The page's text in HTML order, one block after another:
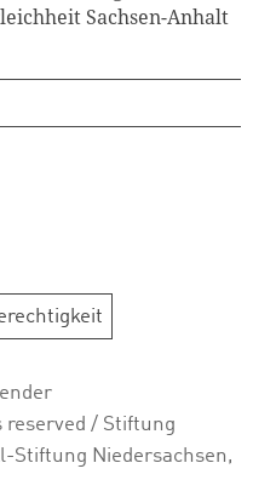
Sachsen-Anhalt
/ Stiftung
Stiftung Niedersachsen,